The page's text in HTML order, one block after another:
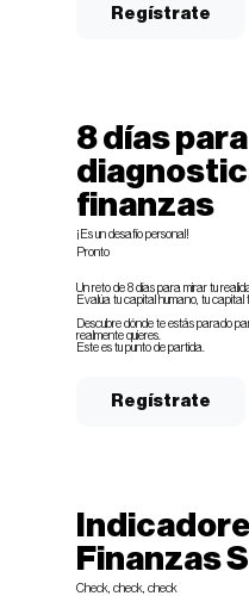
Regístrate
8 días para
finanzas
¡Es un desafío personal!
Pronto
Un reto de 8 días para mirar tu
Evalúa tu capital humano, tu capital
Descubre dónde te estás parado
realmente quieres.
Este es tu punto de partida.
Regístrate
Finanzas
Check, check, check